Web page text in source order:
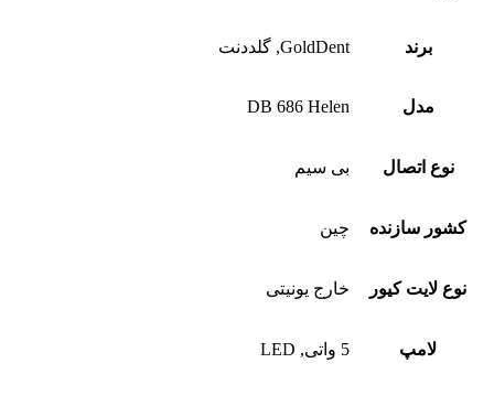
برند GoldDent, گلددنت
مدل DB 686 Helen
نوع اتصال بی سیم
کشور سازنده چین
نوع لایت کیور خارج یونیتی
لامپ 5 واتی, LED